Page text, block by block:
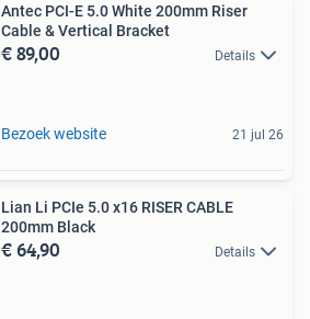
Antec PCI-E 5.0 White 200mm Riser
Cable & Vertical Bracket
€ 89,00 Details
Bezoek website 21 jul 26
Lian Li PCIe 5.0 x16 RISER CABLE
200mm Black
€ 64,90 Details